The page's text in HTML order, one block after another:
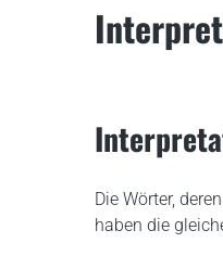
Die Wörter,
haben die